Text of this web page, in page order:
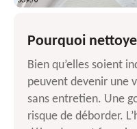
Pourquoi
Bien qu’elles soient
peuvent devenir une
sans entretien. Une
risque de déborder.